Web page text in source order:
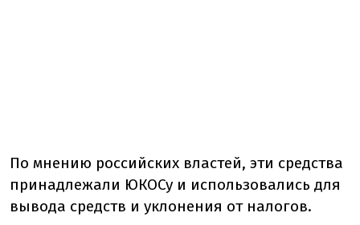
По мнению российских властей, эти средства
принадлежали ЮКОСу и использовались для
вывода средств и уклонения от налогов.